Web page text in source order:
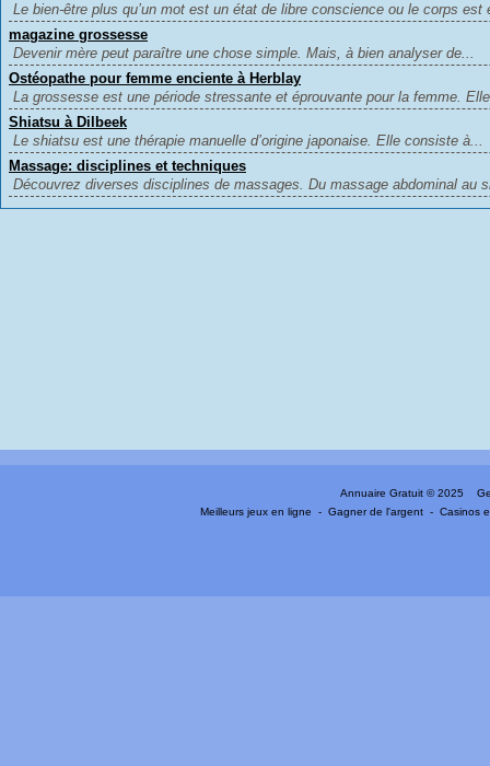
Le bien-être plus qu’un mot est un état de libre conscience ou le corps est
magazine grossesse
Devenir mère peut paraître une chose simple. Mais, à bien analyser de...
Ostéopathe pour femme enciente à Herblay
La grossesse est une période stressante et éprouvante pour la femme.
Shiatsu à Dilbeek
Le shiatsu est une thérapie manuelle d’origine japonaise. Elle consiste à...
Massage: disciplines et techniques
Découvrez diverses disciplines de massages. Du massage abdominal au
Annuaire Gratuit © 2025
Meilleurs jeux en ligne
-Gagner de l'argent -Casinos